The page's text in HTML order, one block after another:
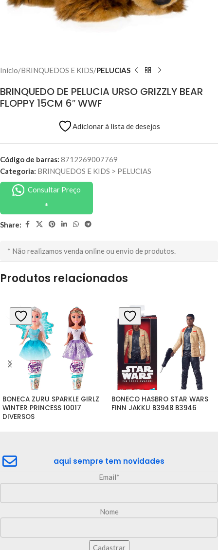
Início BRINQUEDOS E KIDS PELUCIAS
BRINQUEDO DE PELUCIA URSO GRIZZLY BEAR
FLOPPY 15CM 6″ WWF
Adicionar à lista de desejos
Código de barras: 8712269007769
Categoria: BRINQUEDOS E KIDS > PELUCIAS
Consultar Preço
Share:
* Não realizamos venda online ou envio de produtos.
Produtos relacionados
BONECA ZURU SPARKLE GIRLZ
WINTER PRINCESS 10017
DIVERSOS
BONECO HASBRO STAR WARS
FINN JAKKU B3948 B3946
aqui sempre tem novidades
Email*
Nome